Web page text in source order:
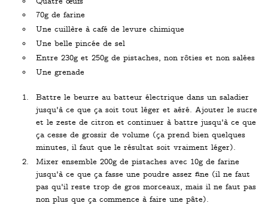
70g de farine
Une cuillère à café de levure chimique
Une belle pincée de sel
Entre 230g et 250g de pistaches, non rôties et non salées
Une grenade
Battre le beurre au batteur électrique dans un saladier
jusqu'à ce que ça soit tout léger et aéré. Ajouter le sucre
et le zeste de citron et continuer à battre jusqu'à ce que
ça cesse de grossir de volume (ça prend bien quelques
minutes, il faut que le résultat soit vraiment léger).
Mixer ensemble 200g de pistaches avec 10g de farine
jusqu'à ce que ça fasse une poudre assez fine (il ne faut
pas qu'il reste trop de gros morceaux, mais il ne faut pas
non plus que ça commence à faire une pâte).